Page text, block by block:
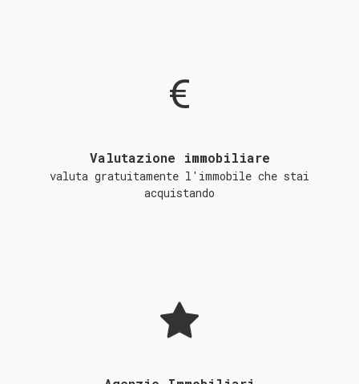
Valutazione immobiliare
valuta gratuitamente l'immobile che stai
acquistando